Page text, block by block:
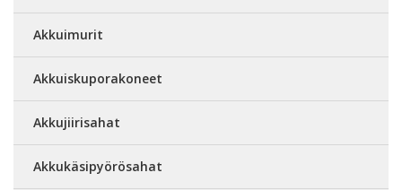
Akkuimurit
Akkuiskuporakoneet
Akkujiirisahat
Akkukäsipyörösahat